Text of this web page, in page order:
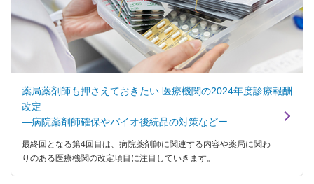
薬局薬剤師も押さえておきたい 医療機関の2024年度診療報酬
改定
―病院薬剤師確保やバイオ後続品の対策などー
最終回となる第4回目は、病院薬剤師に関連する内容や薬局に関わ
りのある医療機関の改定項目に注目していきます。